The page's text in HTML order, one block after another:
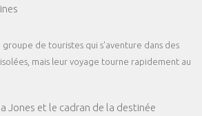
groupe de touristes qui s'aventure dans des
mais leur voyage tourne rapidement au
Jones et le cadran de la destinée